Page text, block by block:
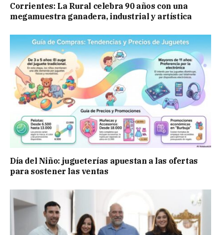
Corrientes: La Rural celebra 90 años con una
megamuestra ganadera, industrial y artística
Día del Niño: jugueterías apuestan a las ofertas
para sostener las ventas